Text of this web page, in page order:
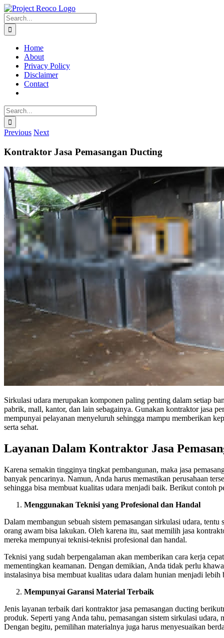
Skip
to
content
Search
for:
Home
About
Privacy Policy
Disclaimer
Contact
Search
for:
Previous Next
Kontraktor Jasa Pemasangan Ducting
Sirkulasi udara merupakan komponen paling penting dalam setiap
pabrik, mall, kantor, dan lain sebagainya. Gunakan kontraktor jasa
mempunyai pelayanan menyeluruh sehingga mampu memberikan
serta sehat.
Layanan Dalam Kontraktor Jasa
Karena semakin tingginya tingkat pembangunan, maka jasa
banyak pencarinya. Namun, Anda harus memastikan perusahaan
sehingga bisa membuat kualitas udara menjadi baik. Berikut contoh
Menggunakan Teknisi yang Profesional dan Handal
Dalam membangun sebuah sistem pemasangan sirkulasi udara, tentu
orang awam bisa lakukan. Oleh karena itu, saat memilih jasa
mereka mempunyai teknisi-teknisi profesional dan handal.
Teknisi yang sudah berpengalaman akan memberikan cara kerja
mementingkan keamanan. Dengan demikian, Anda tidak perlu
instalasinya bisa membuat kualitas udara dalam hunian menjadi lebih
Mempunyai Garansi Material Terbaik
Jenis layanan terbaik dari kontraktor jasa pemasangan ducting
produk. Seperti yang Anda tahu, pemasangan sistem sirkulasi udara,
Dengan begitu, pemilihan materialnya juga harus menyesuaikan